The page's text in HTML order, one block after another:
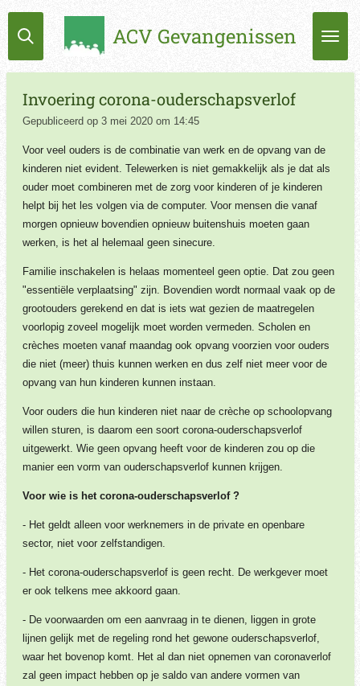
Ga
direct
de
hoofdinhoud
ACV Gevangenissen
Invoering corona-ouderschapsverlof
Gepubliceerd op 3 mei 2020 om 14:45
Voor veel ouders is de combinatie van werk en de opvang van de
kinderen niet evident. Telewerken is niet gemakkelijk als je dat als
ouder moet combineren met de zorg voor kinderen of je kinderen
helpt bij het les volgen via de computer. Voor mensen die vanaf
morgen opnieuw bovendien opnieuw buitenshuis moeten gaan
werken, is het al helemaal geen sinecure.
Familie inschakelen is helaas momenteel geen optie. Dat zou geen
"essentiële verplaatsing" zijn. Bovendien wordt normaal vaak op de
grootouders gerekend en dat is iets wat gezien de maatregelen
voorlopig zoveel mogelijk moet worden vermeden. Scholen en
crèches moeten vanaf maandag ook opvang voorzien voor ouders
die niet (meer) thuis kunnen werken en dus zelf niet meer voor de
opvang van hun kinderen kunnen instaan.
Voor ouders die hun kinderen niet naar de crèche op schoolopvang
willen sturen, is daarom een soort corona-ouderschapsverlof
uitgewerkt. Wie geen opvang heeft voor de kinderen zou op die
manier een vorm van ouderschapsverlof kunnen krijgen.
Voor wie is het corona-ouderschapsverlof ?
- Het geldt alleen voor werknemers in de private en openbare
sector, niet voor zelfstandigen.
- Het corona-ouderschapsverlof is geen recht. De werkgever moet
er ook telkens mee akkoord gaan.
- De voorwaarden om een aanvraag in te dienen, liggen in grote
lijnen gelijk met de regeling rond het gewone ouderschapsverlof,
waar het bovenop komt. Het al dan niet opnemen van coronaverlof
zal geen impact hebben op je saldo van andere vormen van